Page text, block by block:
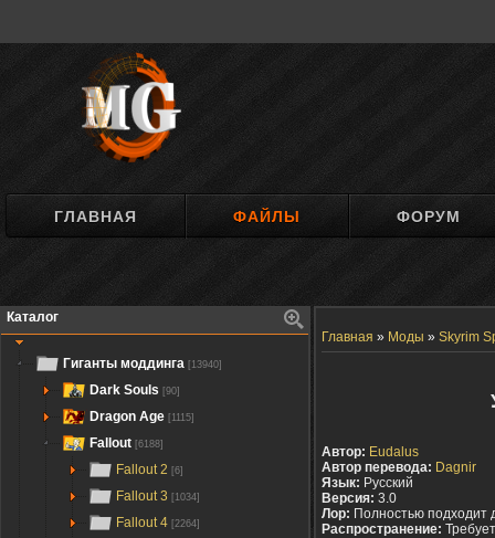
ГЛАВНАЯ ФАЙЛЫ ФОРУМ
Каталог
Гиганты моддинга [13940]
Dark Souls [90]
Dragon Age [1115]
Fallout [6188]
Fallout 2 [6]
Fallout 3 [1034]
Fallout 4 [2264]
Главная » Моды » Skyrim
Автор: Eudalus
Автор перевода: Dagnir
Язык: Русский
Версия: 3.0
Лор: Полностью подходит
Распространение: